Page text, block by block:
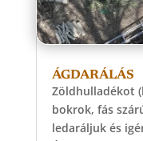
ÁGDARÁLÁS
Zöldhulladékot
bokrok, fás
ledaráljuk és